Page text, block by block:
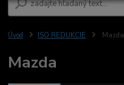
Úvod ISO REDUKCIE Mazda
Mazda